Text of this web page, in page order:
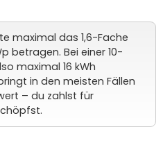
maximal das 1,6-Fache
betragen. Bei einer 10-
maximal 16 kWh
in den meisten Fällen
– du zahlst für